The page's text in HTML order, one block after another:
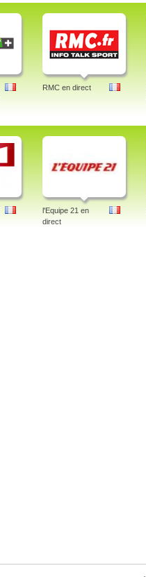
RMC en direct
l'Equipe 21 en
direct